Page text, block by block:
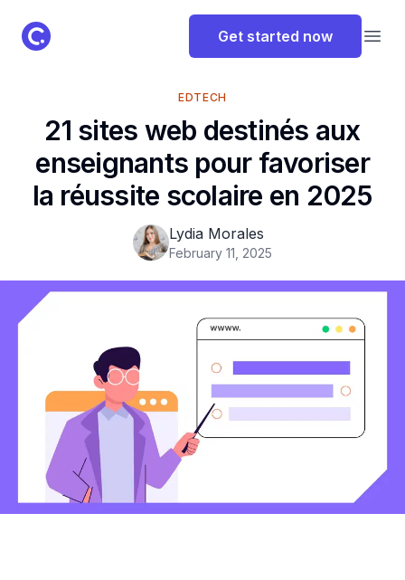
ClassPoint Logo Get started now
EDTECH
21 sites web destinés aux
enseignants pour favoriser
la réussite scolaire en 2025
Lydia Morales
February 11, 2025